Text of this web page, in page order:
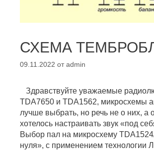
СХЕМА
09.11.2022 от admin
Здравствуйте уважаемые
TDA7650 и TDA1562, микросхемы
лучше выбрать, но речь не о них, а
хотелось настраивать звук «под
Выбор пал на микросхему
нуля», с применением технологии